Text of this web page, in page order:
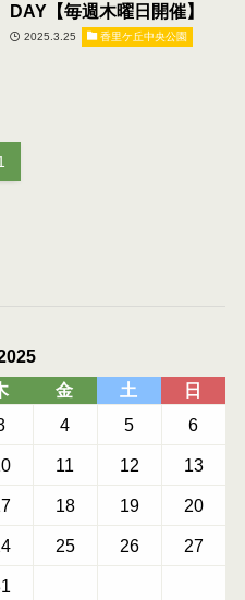
DAY【毎週木曜日開催】
2025.3.25 香里ケ丘中央公園
金 土
日
4 5 6
11 12 13
18 19 20
25 26 27